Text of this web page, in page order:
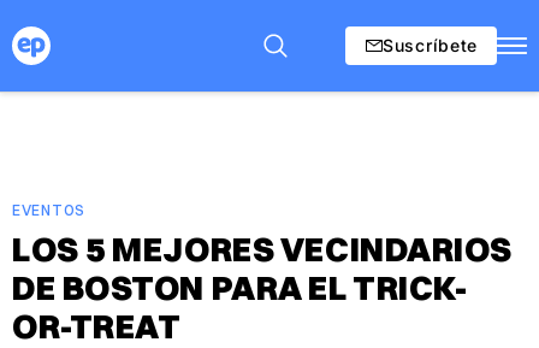
Suscríbete
EVENTOS
LOS 5 MEJORES VECINDARIOS
DE BOSTON PARA EL TRICK-
OR-TREAT